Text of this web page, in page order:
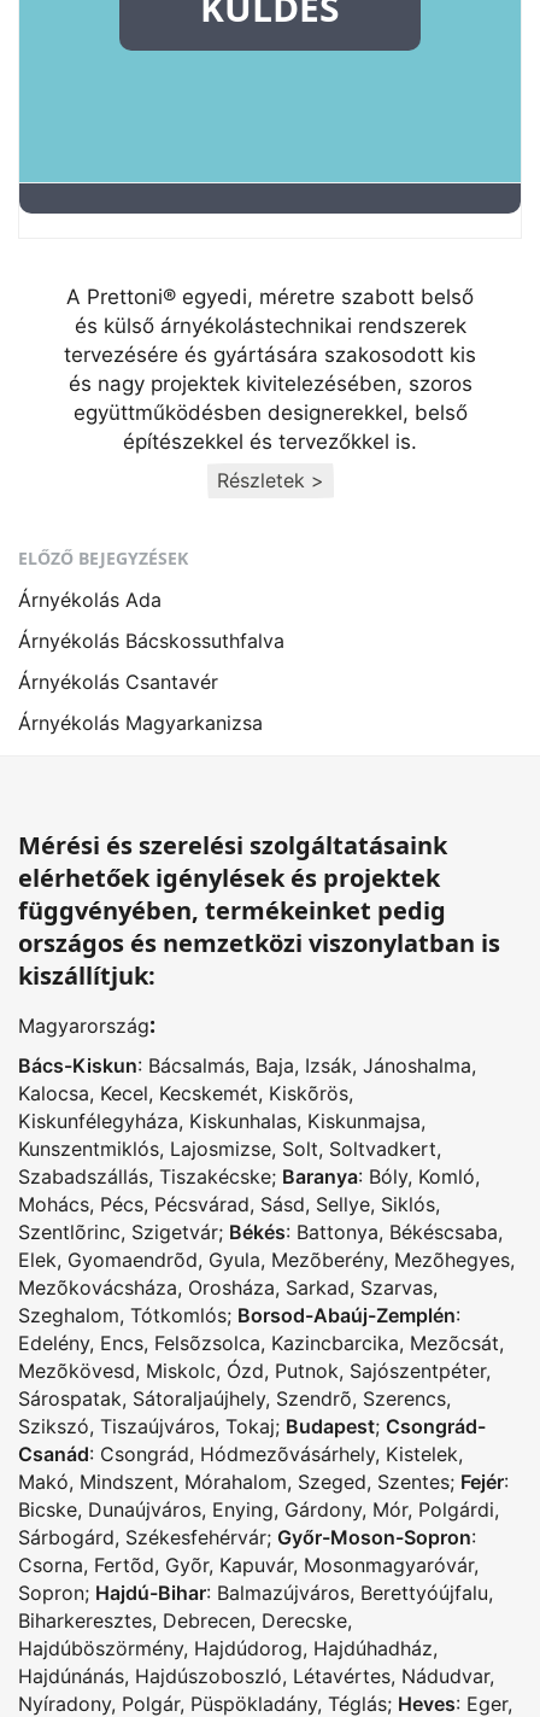
A Prettoni® egyedi, méretre szabott belső
és külső árnyékolástechnikai rendszerek
tervezésére és gyártására szakosodott kis
és nagy projektek kivitelezésében, szoros
együttműködésben designerekkel, belső
építészekkel és tervezőkkel is.
Részletek >
ELŐZŐ BEJEGYZÉSEK
Árnyékolás Ada
Árnyékolás Bácskossuthfalva
Árnyékolás Csantavér
Árnyékolás Magyarkanizsa
Mérési és szerelési szolgáltatásaink
elérhetőek igénylések és projektek
függvényében, termékeinket pedig
országos és nemzetközi viszonylatban is
kiszállítjuk:
Magyarország:
Bács-Kiskun: Bácsalmás, Baja, Izsák, Jánoshalma,
Kalocsa, Kecel, Kecskemét, Kiskõrös,
Kiskunfélegyháza, Kiskunhalas, Kiskunmajsa,
Kunszentmiklós, Lajosmizse, Solt, Soltvadkert,
Szabadszállás, Tiszakécske; Baranya: Bóly, Komló,
Mohács, Pécs, Pécsvárad, Sásd, Sellye, Siklós,
Szentlõrinc, Szigetvár; Békés: Battonya, Békéscsaba,
Elek, Gyomaendrõd, Gyula, Mezõberény, Mezõhegyes,
Mezõkovácsháza, Orosháza, Sarkad, Szarvas,
Szeghalom, Tótkomlós; Borsod-Abaúj-Zemplén:
Edelény, Encs, Felsõzsolca, Kazincbarcika, Mezõcsát,
Mezõkövesd, Miskolc, Ózd, Putnok, Sajószentpéter,
Sárospatak, Sátoraljaújhely, Szendrõ, Szerencs,
Szikszó, Tiszaújváros, Tokaj; Budapest; Csongrád-
Csanád: Csongrád, Hódmezõvásárhely, Kistelek,
Makó, Mindszent, Mórahalom, Szeged, Szentes; Fejér:
Bicske, Dunaújváros, Enying, Gárdony, Mór, Polgárdi,
Sárbogárd, Székesfehérvár; Győr-Moson-Sopron:
Csorna, Fertõd, Gyõr, Kapuvár, Mosonmagyaróvár,
Sopron; Hajdú-Bihar: Balmazújváros, Berettyóújfalu,
Biharkeresztes, Debrecen, Derecske,
Hajdúböszörmény, Hajdúdorog, Hajdúhadház,
Hajdúnánás, Hajdúszoboszló, Létavértes, Nádudvar,
Nyíradony, Polgár, Püspökladány, Téglás; Heves: Eger,